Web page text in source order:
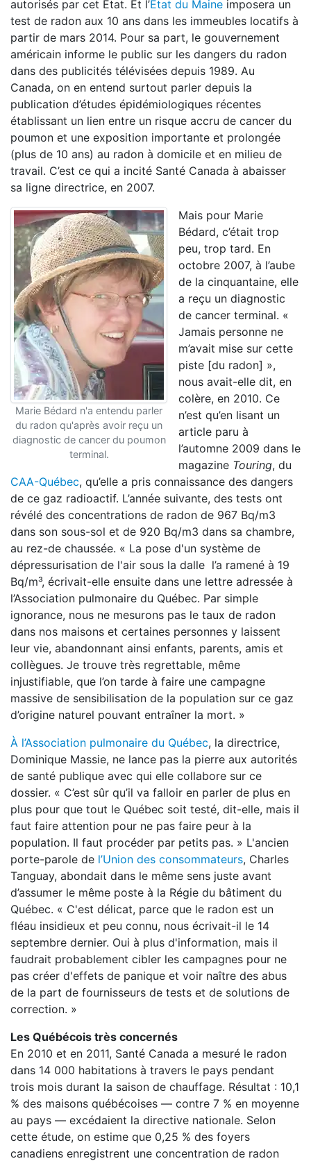
autorisés par cet État. Et l’État du Maine imposera un
test de radon aux 10 ans dans les immeubles locatifs à
partir de mars 2014. Pour sa part, le gouvernement
américain informe le public sur les dangers du radon
dans des publicités télévisées depuis 1989. Au
Canada, on en entend surtout parler depuis la
publication d’études épidémiologiques récentes
établissant un lien entre un risque accru de cancer du
poumon et une exposition importante et prolongée
(plus de 10 ans) au radon à domicile et en milieu de
travail. C’est ce qui a incité Santé Canada à abaisser
sa ligne directrice, en 2007.
Marie Bédard n'a entendu parler
du radon qu'après avoir reçu un
diagnostic de cancer du poumon
terminal.
Mais pour Marie
Bédard, c’était trop
peu, trop tard. En
octobre 2007, à l’aube
de la cinquantaine, elle
a reçu un diagnostic
de cancer terminal. «
Jamais personne ne
m’avait mise sur cette
piste [du radon] »,
nous avait-elle dit, en
colère, en 2010. Ce
n’est qu’en lisant un
article paru à
l’automne 2009 dans le
magazine Touring, du
CAA-Québec, qu’elle a pris connaissance des dangers
de ce gaz radioactif. L’année suivante, des tests ont
révélé des concentrations de radon de 967 Bq/m3
dans son sous-sol et de 920 Bq/m3 dans sa chambre,
au rez-de chaussée. « La pose d'un système de
dépressurisation de l'air sous la dalle l’a ramené à 19
Bq/m³, écrivait-elle ensuite dans une lettre adressée à
l’Association pulmonaire du Québec. Par simple
ignorance, nous ne mesurons pas le taux de radon
dans nos maisons et certaines personnes y laissent
leur vie, abandonnant ainsi enfants, parents, amis et
collègues. Je trouve très regrettable, même
injustifiable, que l’on tarde à faire une campagne
massive de sensibilisation de la population sur ce gaz
d’origine naturel pouvant entraîner la mort. »
À l’Association pulmonaire du Québec, la directrice,
Dominique Massie, ne lance pas la pierre aux autorités
de santé publique avec qui elle collabore sur ce
dossier. « C’est sûr qu’il va falloir en parler de plus en
plus pour que tout le Québec soit testé, dit-elle, mais il
faut faire attention pour ne pas faire peur à la
population. Il faut procéder par petits pas. » L'ancien
porte-parole de l’Union des consommateurs, Charles
Tanguay, abondait dans le même sens juste avant
d’assumer le même poste à la Régie du bâtiment du
Québec. « C'est délicat, parce que le radon est un
fléau insidieux et peu connu, nous écrivait-il le 14
septembre dernier. Oui à plus d'information, mais il
faudrait probablement cibler les campagnes pour ne
pas créer d'effets de panique et voir naître des abus
de la part de fournisseurs de tests et de solutions de
correction. »
Les Québécois très concernés
En 2010 et en 2011, Santé Canada a mesuré le radon
dans 14 000 habitations à travers le pays pendant
trois mois durant la saison de chauffage. Résultat : 10,1
% des maisons québécoises — contre 7 % en moyenne
au pays — excédaient la directive nationale. Selon
cette étude, on estime que 0,25 % des foyers
canadiens enregistrent une concentration de radon